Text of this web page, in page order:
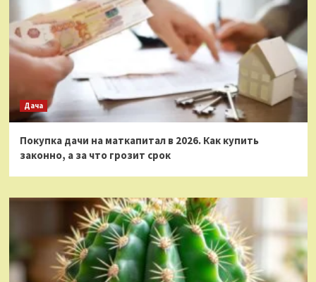
Дача
Покупка дачи на маткапитал в 2026. Как купить
законно, а за что грозит срок